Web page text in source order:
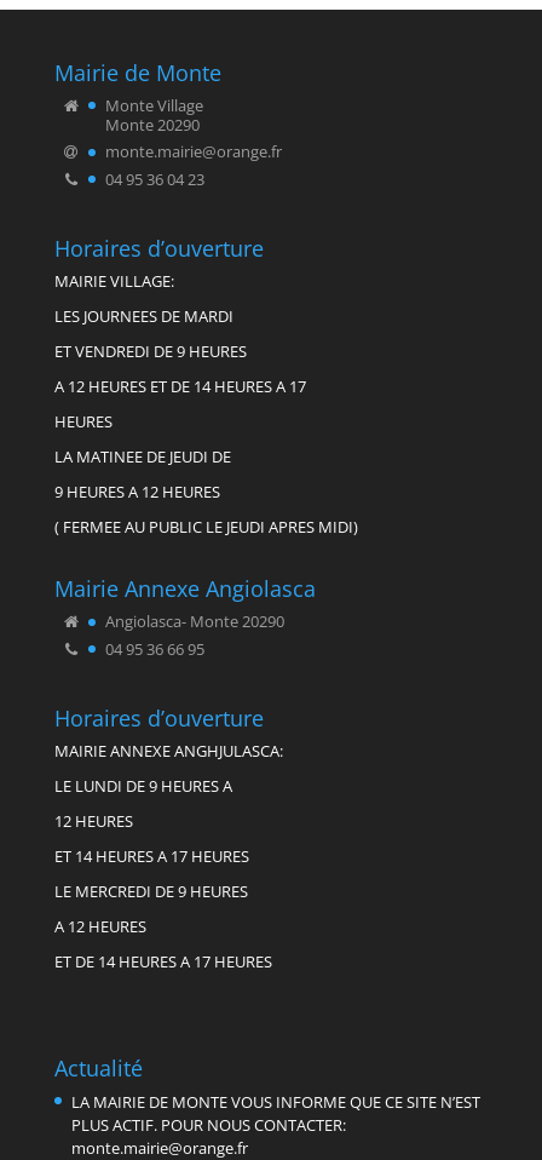
Mairie de Monte
Monte Village
Monte 20290
monte.mairie@orange.fr
04 95 36 04 23
Horaires d’ouverture
MAIRIE VILLAGE:
LES JOURNEES DE MARDI
ET VENDREDI DE 9 HEURES
A 12 HEURES ET DE 14 HEURES A 17
HEURES
LA MATINEE DE JEUDI DE
9 HEURES A 12 HEURES
( FERMEE AU PUBLIC LE JEUDI APRES MIDI)
Mairie Annexe Angiolasca
Angiolasca- Monte 20290
04 95 36 66 95
Horaires d’ouverture
MAIRIE ANNEXE ANGHJULASCA:
LE LUNDI DE 9 HEURES A
12 HEURES
ET 14 HEURES A 17 HEURES
LE MERCREDI DE 9 HEURES
A 12 HEURES
ET DE 14 HEURES A 17 HEURES
Actualité
LA MAIRIE DE MONTE VOUS INFORME QUE CE SITE N’EST
PLUS ACTIF. POUR NOUS CONTACTER:
monte.mairie@orange.fr